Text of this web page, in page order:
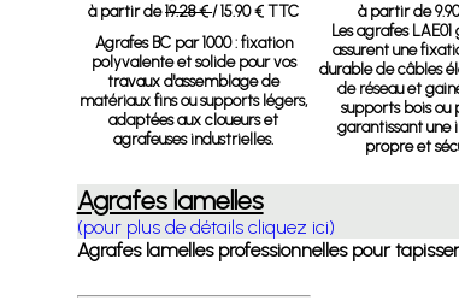
à partir de19.28 €/ 15.90 € TTC
Agrafes BC par 1000 : fixation
polyvalente et solide pour vos
travaux d'assemblage de
matériaux fins ou supports légers,
adaptées aux cloueurs et
agrafeuses industrielles.
à partir de
Les agrafes
assurent une
durable de câbles
de réseau et
supports bois ou
garantissant une
propre et
Agrafes lamelles
(pour plus de détails cliquez ici)
Agrafes lamelles professionnelles pour